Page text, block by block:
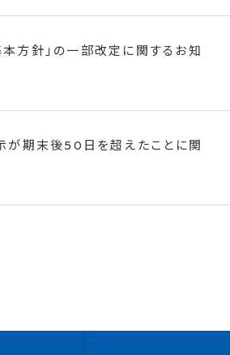
方針」の一部改定に関するお知
期末後50日を超えたことに関